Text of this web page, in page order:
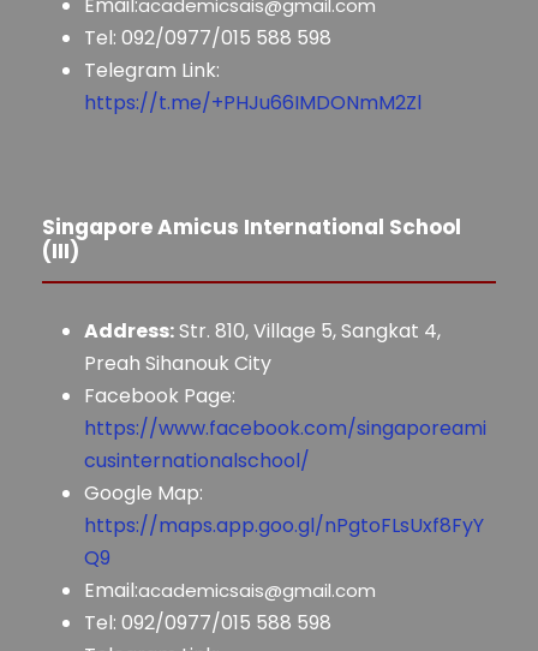
academicsais@gmail.com
Tel: 092/0977/015 588 598
Telegram Link:
https://t.me/+PHJu66IMDONmM2Zl
Singapore Amicus International School
(III)
Address:Str. 810, Village 5, Sangkat 4,
Preah Sihanouk City
Facebook Page:
https://www.facebook.com/singaporeami
cusinternationalschool/
Google Map:
https://maps.app.goo.gl/nPgtoFLsUxf8FyY
Q9
Email:academicsais@gmail.com
Tel: 092/0977/015 588 598